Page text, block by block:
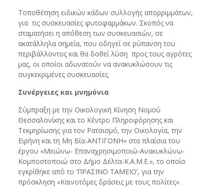
Τοποθέτηση ειδικών κάδων συλλογής απορριμμάτων,
για τις συσκευασίες φυτοφαρμάκων. Σκοπός να
σταματήσει η απόθεση των συσκευασιών, σε
ακατάλληλα σημεία, που οδηγεί σε ρύπανση του
περιβάλλοντος και θα δοθεί λύση προς τους αγρότες
μας, οι οποίοι αδυνατούν να ανακυκλώσουν τις
συγκεκριμένες συσκευασίες.
Συνέργειες και μνημόνια
Σύμπραξη με την Οικολογική Κίνηση Νομού
Θεσσαλονίκης και το Κέντρο Πληροφόρησης και
Τεκμηρίωσης για τον Ρατσισμό, την Οικολογία, την
Ειρήνη και τη Μη Βία-ΑΝΤΙΓΟΝΗ» στα πλαίσια του
έργου «Μειώνω- Επαναχρησιμοποιώ-Ανακυκλώνω-
Κομποστοποιώ στο Δήμο Δέλτα-Κ.Α.Μ.Ε.», το οποίο
εγκρίθηκε από το ‘ΠΡΑΣΙΝΟ ΤΑΜΕΙΟ’, για την
πρόσκληση «Καινοτόμες δράσεις με τους πολίτες».